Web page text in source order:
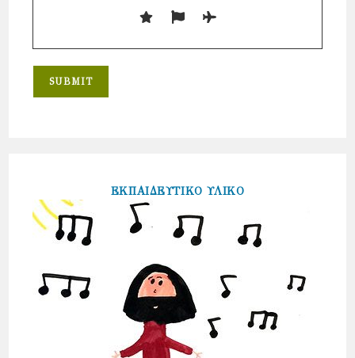
ΕΚΠΑΙΔΕΥΤΙΚΟ ΥΛΙΚΟ